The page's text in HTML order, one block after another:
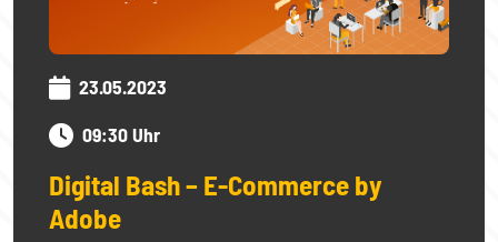
23.05.2023
09:30 Uhr
Digital Bash – E-Commerce by
Adobe